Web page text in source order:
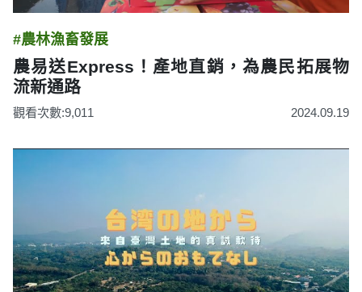
#農林漁畜發展
農易送Express！產地直銷，為農民拓展物
流新通路
觀看次數:9,011 2024.09.19